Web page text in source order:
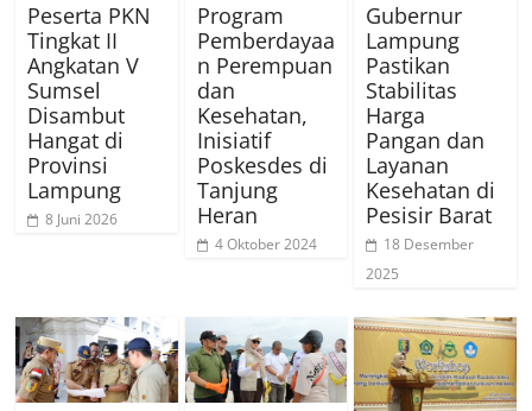
Peserta PKN
Tingkat II
Angkatan V
Sumsel
Disambut
Hangat di
Provinsi
Lampung
8 Juni 2026
Program
Pemberdayaa
n Perempuan
dan
Kesehatan,
Inisiatif
Poskesdes di
Tanjung
Heran
4 Oktober 2024
Gubernur
Lampung
Pastikan
Stabilitas
Harga
Pangan dan
Layanan
Kesehatan di
Pesisir Barat
18 Desember
2025